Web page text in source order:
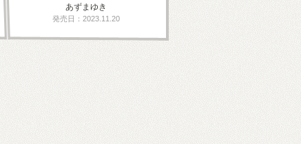
あずまゆき
発売日：2023.11.20